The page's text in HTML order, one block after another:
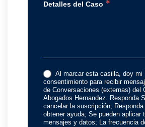
Detalles del Caso *
Al marcar esta casilla, doy mi
consentimiento para recibir
de Conversaciones (externas) del
Abogados Hernandez. Responda
cancelar la suscripción;
obtener ayuda; Se pueden aplicar
mensajes y datos; La frecuencia